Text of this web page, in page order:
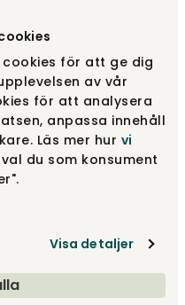
för att ge dig
av vår
för att analysera
anpassa innehåll
Läs mer hur vi
du som konsument
Visa detaljer
2 840 kr
2 840 kr